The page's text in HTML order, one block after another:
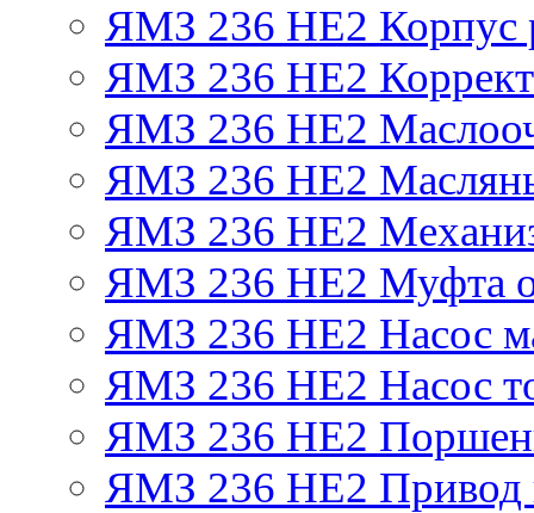
ЯМЗ 236 НЕ2 Корпус
ЯМЗ 236 НЕ2
ЯМЗ 236 НЕ2
ЯМЗ 236 НЕ2
ЯМЗ 236 НЕ2
ЯМЗ 236 НЕ2 Муфта
ЯМЗ 236 НЕ2 Насос
ЯМЗ 236 НЕ2 Насос
ЯМЗ 236 НЕ2
ЯМЗ 236 НЕ2 Привод